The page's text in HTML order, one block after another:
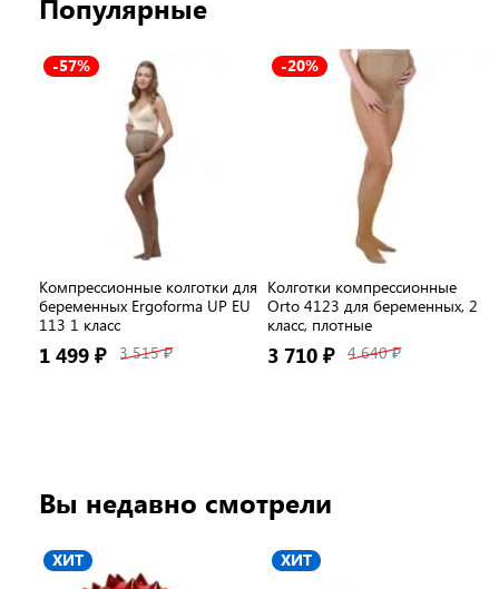
Популярные
-57%
Компрессионные колготки для
беременных Ergoforma UP EU
113 1 класс
1 499 ₽ 3 515 ₽
-20%
Колготки компрессионные
Orto 4123 для беременных, 2
класс, плотные
3 710 ₽ 4 640 ₽
Вы недавно смотрели
ХИТ ХИТ